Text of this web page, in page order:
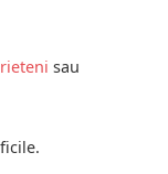
sau